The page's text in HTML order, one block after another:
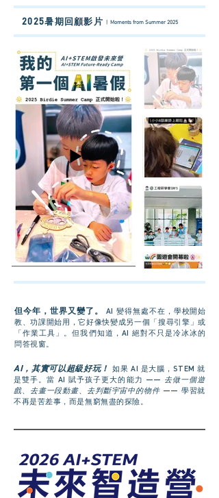
2025暑期回顧影片 | Moments from Summer 2025
但今年，世界又變了。
AI 變得無處不在，學校開始
教、功課開始用，它好像快變成另一個「搜尋引擎」或
「作業工具」。但我們知道，AI 絕對不只是冷冰冰的
問答視窗。
AI，其實可以超級好玩！ 如果 AI 是大腦，STEM 就
是雙手。當 AI 賦予孩子更大的能力 —— 去做一個遊
戲、 去畫一段動畫、 去判斷宇宙中的物件 —— 學習就
不再是苦差事，而是無窮無盡的探險。